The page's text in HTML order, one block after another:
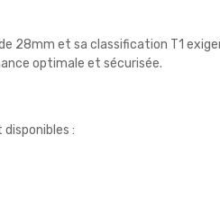
28mm et sa classification T1
optimale et sécurisée.
: